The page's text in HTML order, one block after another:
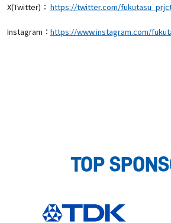
X(Twitter)： https://twitter.com/
Instagram： https://www.instagram.com/
TOP